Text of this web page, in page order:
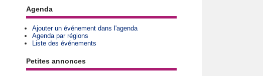
Agenda
Ajouter un événement dans l'agenda
Agenda par régions
Liste des événements
Petites annonces